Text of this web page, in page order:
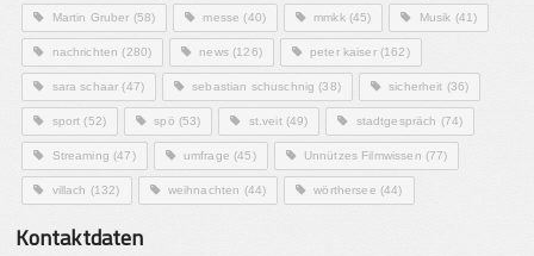
Martin Gruber (58) messe (40) mmkk(45) Musik (41)
nachrichten (280) news(126) peter kaiser(162)
sara schaar (47) sebastian schuschnig (38) sicherheit (36)
sport (52) spö (53) st.veit(49) stadtgespräch (74)
Streaming (47) umfrage (45) Unnützes Filmwissen (77)
villach (132) weihnachten (44) wörthersee (44)
Kontaktdaten